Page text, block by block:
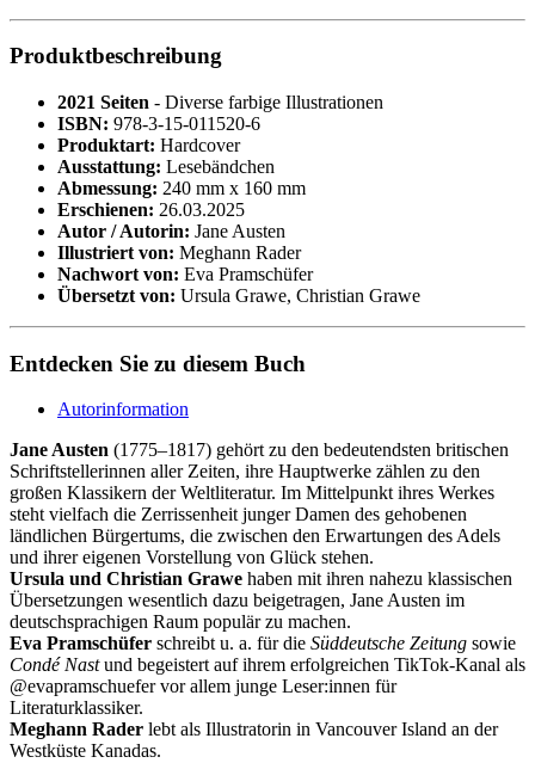
Produktbeschreibung
2021 Seiten - Diverse farbige Illustrationen
ISBN: 978-3-15-011520-6
Produktart: Hardcover
Ausstattung: Lesebändchen
Abmessung: 240 mm x 160 mm
Erschienen: 26.03.2025
Autor / Autorin: Jane Austen
Illustriert von: Meghann Rader
Nachwort von: Eva Pramschüfer
Übersetzt von: Ursula Grawe, Christian Grawe
Entdecken Sie zu diesem Buch
Autorinformation
Jane Austen (1775–1817) gehört zu den bedeutendsten britischen
Schriftstellerinnen aller Zeiten, ihre Hauptwerke zählen zu den
großen Klassikern der Weltliteratur. Im Mittelpunkt ihres Werkes
steht vielfach die Zerrissenheit junger Damen des gehobenen
ländlichen Bürgertums, die zwischen den Erwartungen des Adels
und ihrer eigenen Vorstellung von Glück stehen.
Ursula und Christian Grawe haben mit ihren nahezu klassischen
Übersetzungen wesentlich dazu beigetragen, Jane Austen im
deutschsprachigen Raum populär zu machen.
Eva Pramschüfer schreibt u. a. für die Süddeutsche Zeitung sowie
Condé Nastund begeistert auf ihrem erfolgreichen TikTok-Kanal als
@evapramschuefer vor allem junge Leser:innen für
Literaturklassiker.
Meghann Rader lebt als Illustratorin in Vancouver Island an der
Westküste Kanadas.